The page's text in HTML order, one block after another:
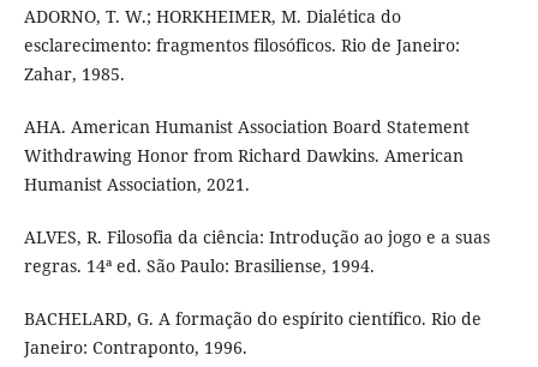
ADORNO, T. W.; HORKHEIMER, M. Dialética do
esclarecimento: fragmentos filosóficos. Rio de Janeiro:
Zahar, 1985.
AHA. American Humanist Association Board Statement
Withdrawing Honor from Richard Dawkins. American
Humanist Association, 2021.
ALVES, R. Filosofia da ciência: Introdução ao jogo e a suas
regras. 14ª ed. São Paulo: Brasiliense, 1994.
BACHELARD, G. A formação do espírito científico. Rio de
Janeiro: Contraponto, 1996.